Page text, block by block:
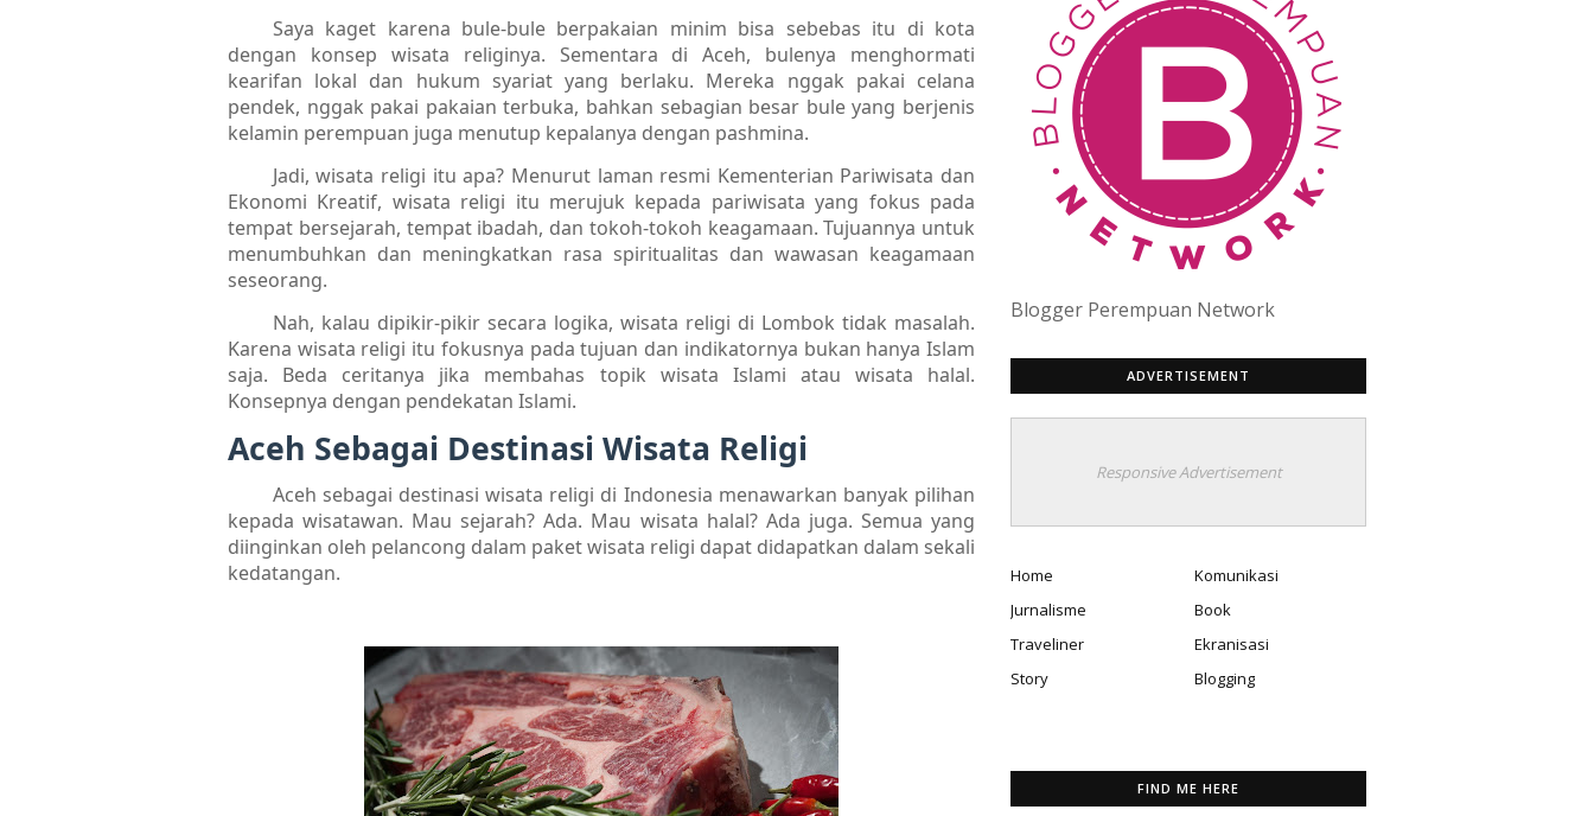
Saya kaget karena bule-bule berpakaian minim bisa sebebas itu di kota
dengan konsep wisata religinya. Sementara di Aceh, bulenya menghormati
kearifan lokal dan hukum syariat yang berlaku. Mereka nggak pakai celana
pendek, nggak pakai pakaian terbuka, bahkan sebagian besar bule yang berjenis
kelamin perempuan juga menutup kepalanya dengan pashmina.
Jadi, wisata religi itu apa? Menurut laman resmi Kementerian Pariwisata dan
Ekonomi Kreatif, wisata religi itu merujuk kepada pariwisata yang fokus pada
tempat bersejarah, tempat ibadah, dan tokoh-tokoh keagamaan. Tujuannya untuk
menumbuhkan dan meningkatkan rasa spiritualitas dan wawasan keagamaan
seseorang.
Nah, kalau dipikir-pikir secara logika, wisata religi di Lombok tidak masalah.
Karena wisata religi itu fokusnya pada tujuan dan indikatornya bukan hanya Islam
saja. Beda ceritanya jika membahas topik wisata Islami atau wisata halal.
Konsepnya dengan pendekatan Islami.
Aceh Sebagai Destinasi Wisata Religi
Aceh sebagai destinasi wisata religi di Indonesia menawarkan banyak pilihan
kepada wisatawan. Mau sejarah? Ada. Mau wisata halal? Ada juga. Semua yang
diinginkan oleh pelancong dalam paket wisata religi dapat didapatkan dalam sekali
kedatangan.
Blogger Perempuan Network
ADVERTISEMENT
Responsive Advertisement
Home
Komunikasi
Jurnalisme
Book
Traveliner
Ekranisasi
Story
Blogging
FIND ME HERE